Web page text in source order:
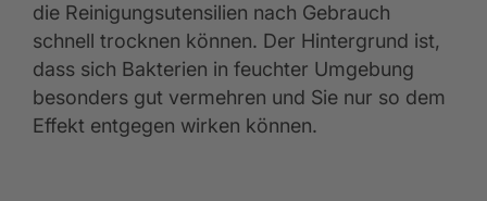
die Reinigungsutensilien nach Gebrauch
schnell trocknen können. Der Hintergrund ist,
dass sich Bakterien in feuchter Umgebung
besonders gut vermehren und Sie nur so dem
Effekt entgegen wirken können.